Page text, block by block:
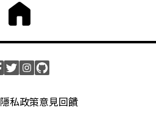
隱私政策意見回饋